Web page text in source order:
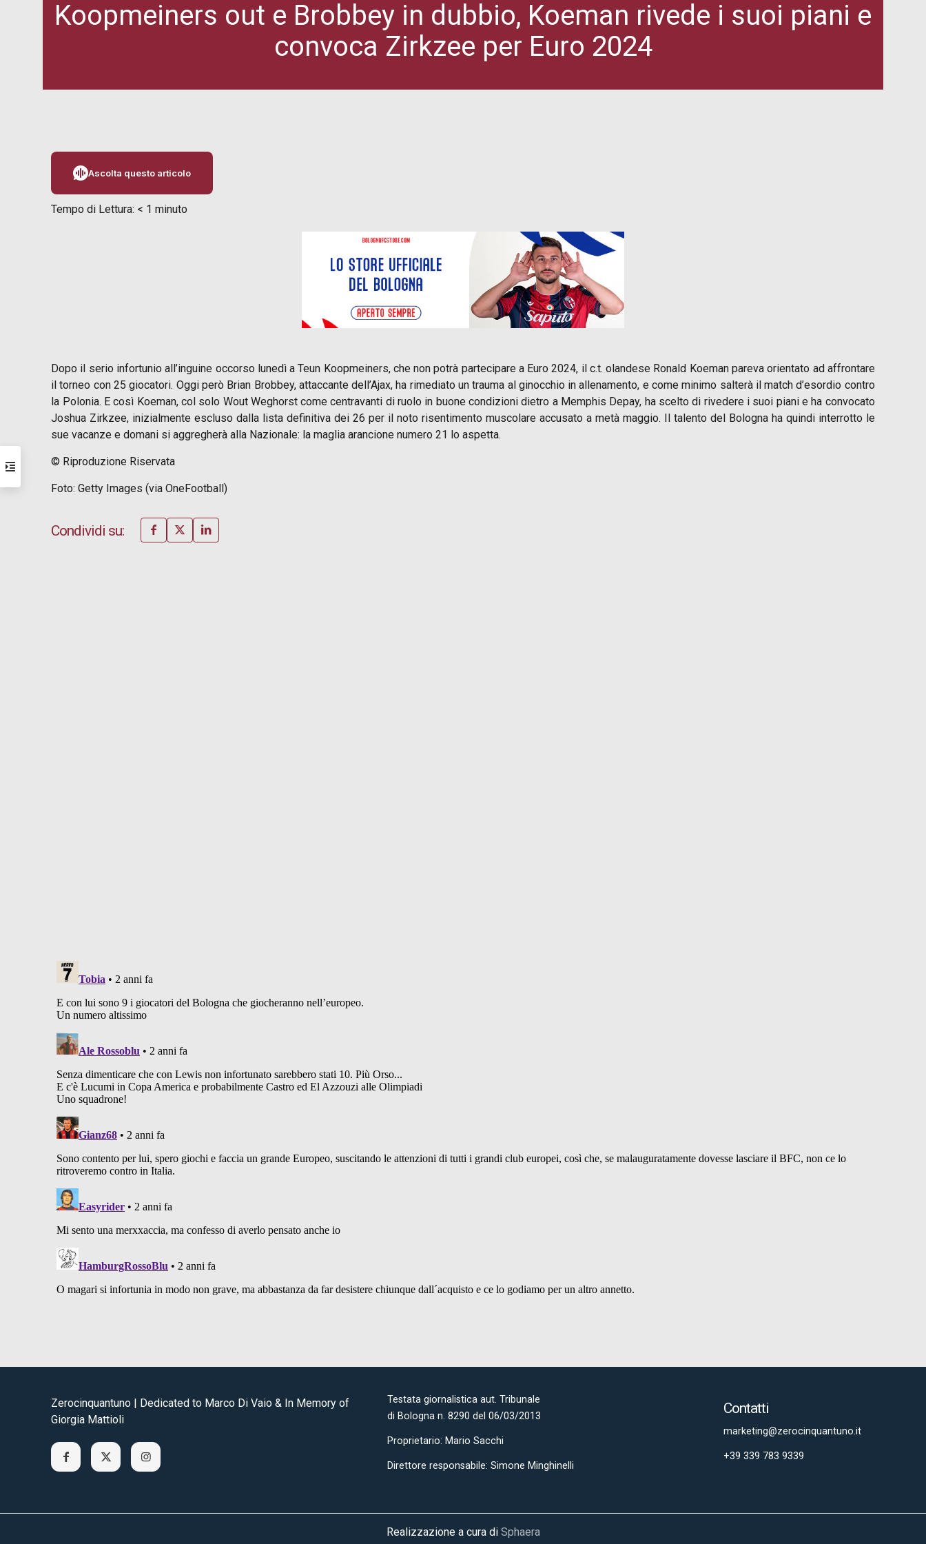
Koopmeiners out e Brobbey in dubbio, Koeman rivede i suoi piani e
convoca Zirkzee per Euro 2024
Ascolta questo articolo
Tempo di Lettura: < 1 minuto
Dopo il serio infortunio all’inguine occorso lunedì a Teun Koopmeiners, che non potrà partecipare a Euro 2024, il c.t. olandese Ronald Koeman pareva orientato ad affrontare
il torneo con 25 giocatori. Oggi però Brian Brobbey, attaccante dell’Ajax, ha rimediato un trauma al ginocchio in allenamento, e come minimo salterà il match d’esordio contro
la Polonia. E così Koeman, col solo Wout Weghorst come centravanti di ruolo in buone condizioni dietro a Memphis Depay, ha scelto di rivedere i suoi piani e ha convocato
Joshua Zirkzee, inizialmente escluso dalla lista definitiva dei 26 per il noto risentimento muscolare accusato a metà maggio. Il talento del Bologna ha quindi interrotto le
sue vacanze e domani si aggregherà alla Nazionale: la maglia arancione numero 21 lo aspetta.
© Riproduzione Riservata
Foto: Getty Images (via OneFootball)
Condividi su:
Zerocinquantuno | Dedicated to Marco Di Vaio & In Memory of
Giorgia Mattioli
Testata giornalistica aut. Tribunale
di Bologna n. 8290 del 06/03/2013
Proprietario: Mario Sacchi
Direttore responsabile: Simone Minghinelli
Contatti
marketing@zerocinquantuno.it
+39 339 783 9339
Realizzazione a cura di Sphaera